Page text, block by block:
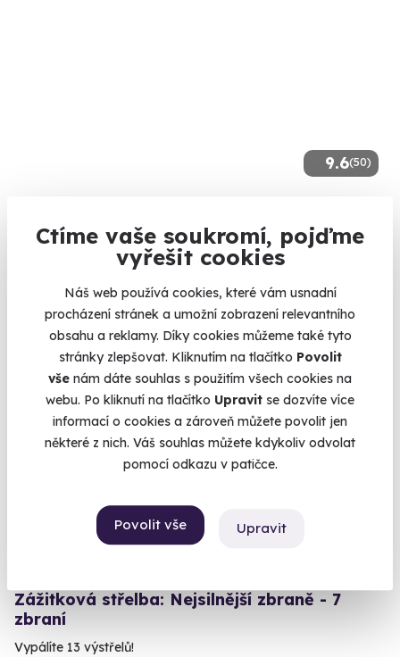
Ctíme vaše soukromí, pojďme
vyřešit cookies
Náš web používá cookies, které vám usnadní
procházení stránek a umožní zobrazení relevantního
obsahu a reklamy. Díky cookies můžeme také tyto
stránky zlepšovat. Kliknutím na tlačítko Povolit
vše nám dáte souhlas s použitím všech cookies na
webu. Po kliknutí na tlačítko Upravit se dozvíte více
informací o cookies a zároveň můžete povolit jen
některé z nich. Váš souhlas můžete kdykoliv odvolat
pomocí odkazu v patičce.
Povolit vše Upravit
9.6(50)
Zkuste si pilotovat skutečný ultralight.
Ostrava - Mošnov
(+ 2 další lokality)
3 900 Kč
Volný termín už 11. 08. 2026
Zážitková střelba: Nejsilnější zbraně - 7
zbraní
Vypálíte 13 výstřelů!